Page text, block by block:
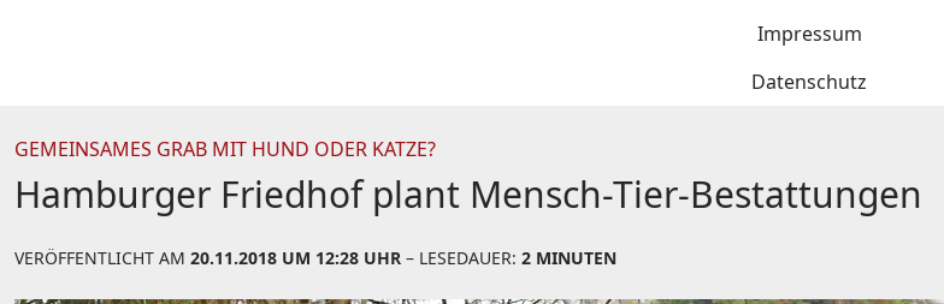
Impressum
Datenschutz
GEMEINSAMES GRAB MIT HUND ODER KATZE?
Hamburger Friedhof plant Mensch-Tier-Bestattungen
VERÖFFENTLICHT AM 20.11.2018 UM 12:28 UHR – LESEDAUER: 2 MINUTEN